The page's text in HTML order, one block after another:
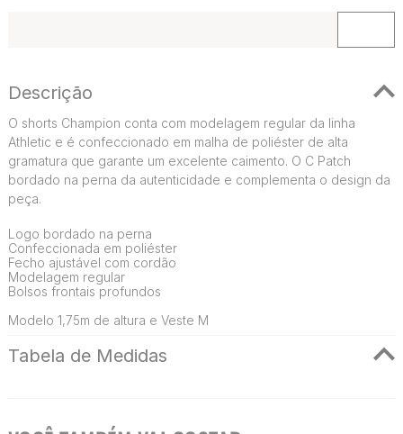
Descrição
O shorts Champion conta com modelagem regular da linha
Athletic e é confeccionado em malha de poliéster de alta
gramatura que garante um excelente caimento. O C Patch
bordado na perna da autenticidade e complementa o design da
peça.
Logo bordado na perna
Confeccionada em poliéster
Fecho ajustável com cordão
Modelagem regular
Bolsos frontais profundos
Modelo 1,75m de altura e Veste M
Tabela de Medidas